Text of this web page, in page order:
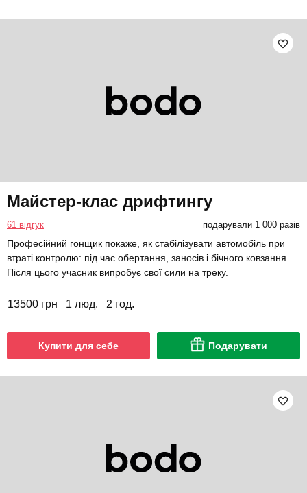
Майстер-клас дрифтингу
61 відгук подарували 1 000 разів
Професійний гонщик покаже, як стабілізувати автомобіль при
втраті контролю: під час обертання, заносів і бічного ковзання.
Після цього учасник випробує свої сили на треку.
13500 грн 1 люд. 2 год.
Купити для себе Подарувати